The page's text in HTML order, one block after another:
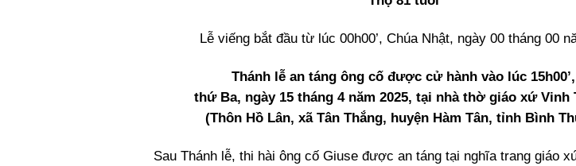
Lễ viếng bắt đầu từ lúc 00h00’, Chúa Nhật, ngày 00 tháng 00
Thánh lễ an táng ông cố được cử hành vào lúc 15h00’,
thứ Ba, ngày 15 tháng 4 năm 2025, tại nhà thờ giáo xứ Vinh
(Thôn Hồ Lân, xã Tân Thắng, huyện Hàm Tân, tỉnh Bình
Sau Thánh lễ, thi hài ông cố Giuse được an táng tại nghĩa trang giáo